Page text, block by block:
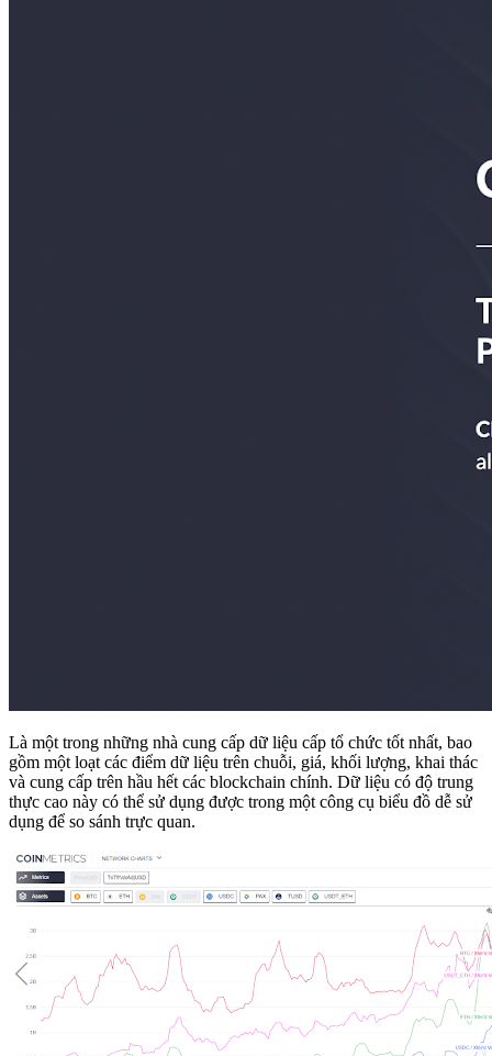
Là một trong những nhà cung cấp dữ liệu cấp tổ chức tốt nhất, bao
gồm một loạt các điểm dữ liệu trên chuỗi, giá, khối lượng, khai thác
và cung cấp trên hầu hết các blockchain chính. Dữ liệu có độ trung
thực cao này có thể sử dụng được trong một công cụ biểu đồ dễ sử
dụng để so sánh trực quan.